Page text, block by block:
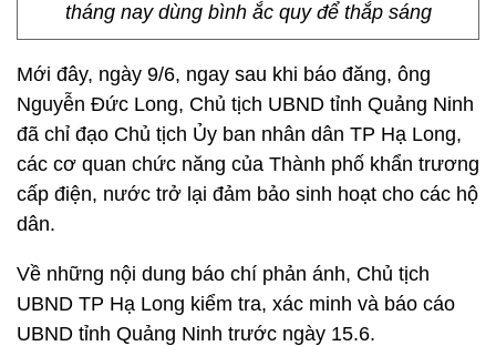
tháng nay dùng bình ắc quy để thắp sáng
Mới đây, ngày 9/6, ngay sau khi báo đăng, ông
Nguyễn Đức Long, Chủ tịch UBND tỉnh Quảng Ninh
đã chỉ đạo Chủ tịch Ủy ban nhân dân TP Hạ Long,
các cơ quan chức năng của Thành phố khẩn trương
cấp điện, nước trở lại đảm bảo sinh hoạt cho các hộ
dân.
Về những nội dung báo chí phản ánh, Chủ tịch
UBND TP Hạ Long kiểm tra, xác minh và báo cáo
UBND tỉnh Quảng Ninh trước ngày 15.6.